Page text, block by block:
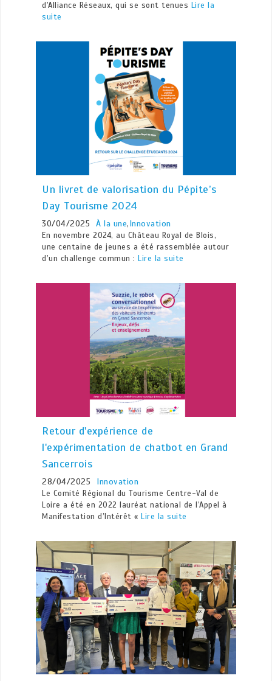
d’Alliance Réseaux, qui se sont tenues Lire la
suite
Un livret de valorisation du Pépite’s
Day Tourisme 2024
30/04/2025 À la une,Innovation
En novembre 2024, au Château Royal de Blois,
une centaine de jeunes a été rassemblée autour
d’un challenge commun : Lire la suite
Retour d'expérience de
l'expérimentation de chatbot en Grand
Sancerrois
28/04/2025 Innovation
Le Comité Régional du Tourisme Centre-Val de
Loire a été en 2022 lauréat national de l’Appel à
Manifestation d’Intérêt «Lire la suite